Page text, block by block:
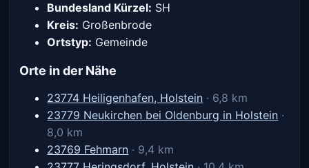
Bundesland Kürzel: SH
Kreis: Großenbrode
Ortstyp: Gemeinde
Orte in der Nähe
23774 Heiligenhafen, Holstein · 6,8 km
23779 Neukirchen bei Oldenburg in Holstein ·
8,0 km
23769 Fehmarn · 9,4 km